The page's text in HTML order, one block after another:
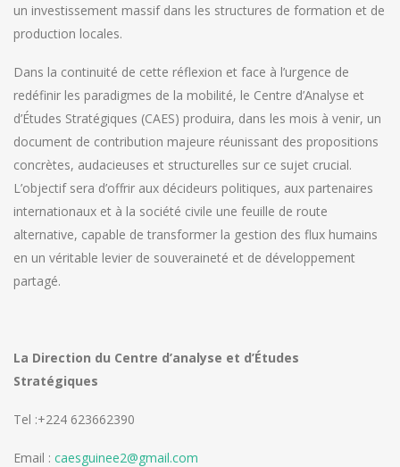
un investissement massif dans les structures de formation et de
production locales.
Dans la continuité de cette réflexion et face à l’urgence de
redéfinir les paradigmes de la mobilité, le Centre d’Analyse et
d’Études Stratégiques (CAES) produira, dans les mois à venir, un
document de contribution majeure réunissant des propositions
concrètes, audacieuses et structurelles sur ce sujet crucial.
L’objectif sera d’offrir aux décideurs politiques, aux partenaires
internationaux et à la société civile une feuille de route
alternative, capable de transformer la gestion des flux humains
en un véritable levier de souveraineté et de développement
partagé.
La Direction du Centre d’analyse et d’Études
Stratégiques
Tel :+224 623662390
Email : caesguinee2@gmail.com